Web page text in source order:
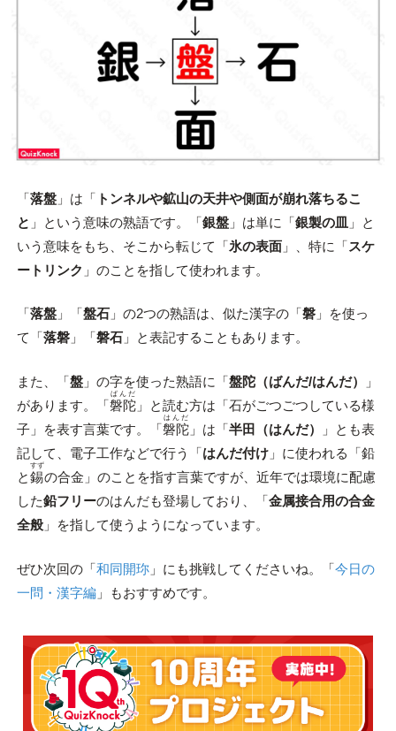
「落盤」は「 トンネルや鉱山の天井や側面が崩れ落ちるこ
と 」という意味の熟語です。「銀盤」は単に「銀製の皿 」と
いう意味をもち、そこから転じて「氷の表面」、特に「スケ
ートリンク 」のことを指して使われます。
「落盤」「盤石」の2つの熟語は、似た漢字の「磐」を使っ
て「落磐」「磐石」と表記することもあります。
また、「盤」の字を使った熟語に「盤陀（ばんだ/はんだ）
」
があります。「磐陀
ばんだ
」と読む方は「石がごつごつしている様
子」を表す言葉です。「磐陀
はんだ
」は「半田（はんだ）
」とも表
記して、電子工作などで行う「はんだ付け」に使われる「鉛
と錫
すず
の合金」のことを指す言葉ですが、近年では環境に配慮
した鉛フリーのはんだも登場しており、「金属接合用の合金
全般」を指して使うようになっています。
ぜひ次回の「和同開珎」にも挑戦してくださいね。「今日の
一問・漢字編」もおすすめです。